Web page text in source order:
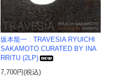
坂本龍一 : TRAVESIA RYUICHI
SAKAMOTO CURATED BY INA
RRITU (2LP)
7,700円(税込)